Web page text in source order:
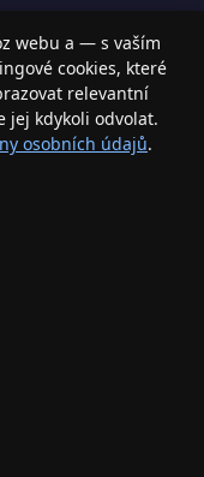
příslušenstvím a
webu a — s vaším
cookies, které
relevantní
jej kdykoli odvolat.
osobních údajů.